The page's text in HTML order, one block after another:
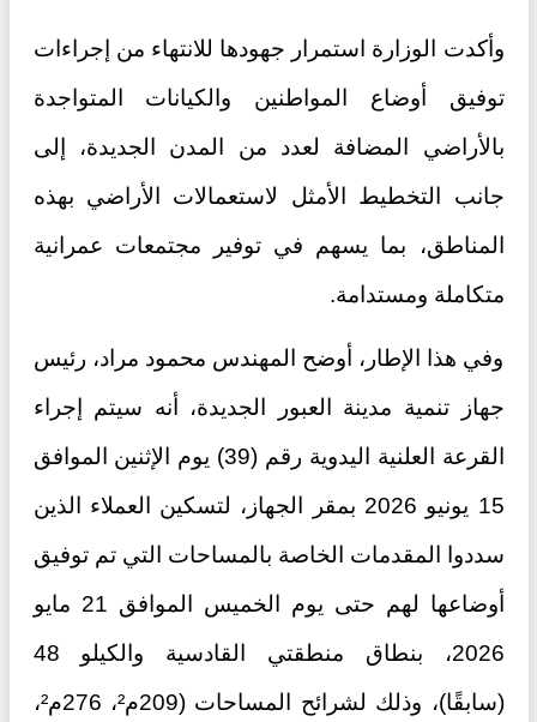
وأكدت الوزارة استمرار جهودها للانتهاء من إجراءات
توفيق أوضاع المواطنين والكيانات المتواجدة
بالأراضي المضافة لعدد من المدن الجديدة، إلى
جانب التخطيط الأمثل لاستعمالات الأراضي بهذه
المناطق، بما يسهم في توفير مجتمعات عمرانية
متكاملة ومستدامة.
وفي هذا الإطار، أوضح المهندس محمود مراد، رئيس
جهاز تنمية مدينة العبور الجديدة، أنه سيتم إجراء
القرعة العلنية اليدوية رقم (39) يوم الإثنين الموافق
15 يونيو 2026 بمقر الجهاز، لتسكين العملاء الذين
سددوا المقدمات الخاصة بالمساحات التي تم توفيق
أوضاعها لهم حتى يوم الخميس الموافق 21 مايو
2026، بنطاق منطقتي القادسية والكيلو 48
(سابقًا)، وذلك لشرائح المساحات (209م²، 276م²،